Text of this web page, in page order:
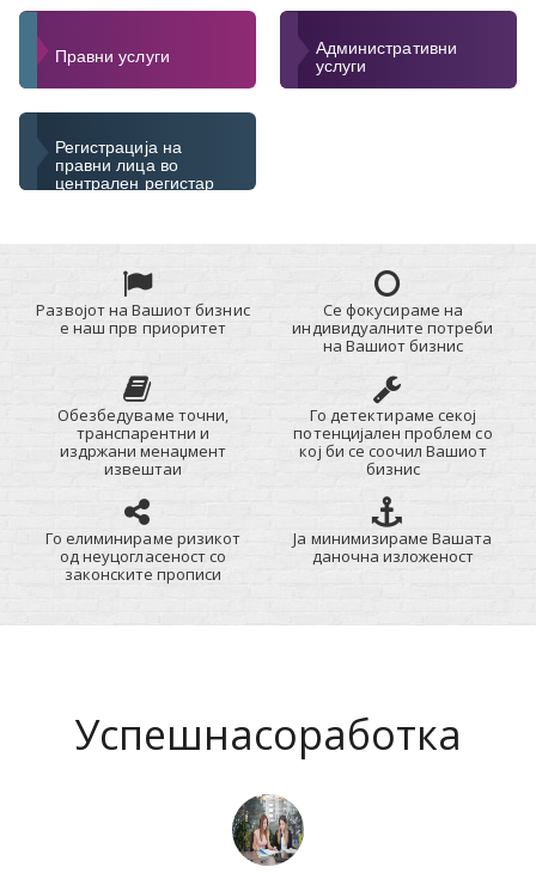
Правни услуги
Административни
услуги
УСЛУГИ
Регистрација на
правни лица во
централен регистар
Развојот на Вашиот бизнис
е наш прв приоритет
Се фокусираме на
индивидуалните потреби
на Вашиот бизнис
Обезбедуваме точни,
транспарентни и
издржани менаџмент
извештаи
Го детектираме секој
потенцијален проблем со
кој би се соочил Вашиот
бизнис
Го елиминираме ризикот
од неуцогласеност со
законските прописи
Ја минимизираме Вашата
даночна изложеност
Успешнасоработка